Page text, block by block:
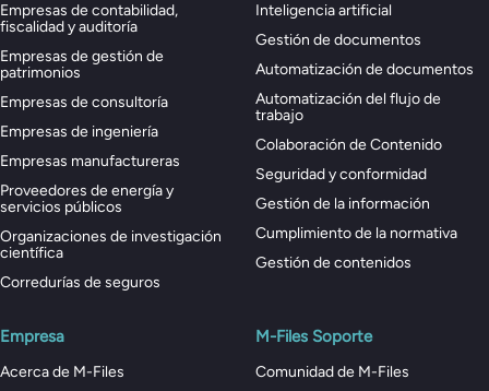
Empresas de contabilidad,
fiscalidad y auditoría
Empresas de gestión de
patrimonios
Empresas de consultoría
Empresas de ingeniería
Empresas manufactureras
Proveedores de energía y
servicios públicos
Organizaciones de investigación
científica
Corredurías de seguros
Inteligencia artificial
Gestión de documentos
Automatización de documentos
Automatización del flujo de
trabajo
Colaboración de Contenido
Seguridad y conformidad
Gestión de la información
Cumplimiento de la normativa
Gestión de contenidos
Empresa
Acerca de M-Files
M-Files Soporte
Comunidad de M-Files